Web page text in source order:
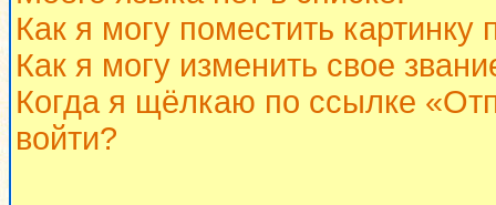
Как я могу поместить
Как я могу изменить свое
Когда я щёлкаю по ссылке
войти?